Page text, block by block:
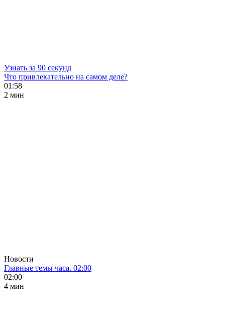
Узнать за 90 секунд
Что привлекательно на самом деле?
01:58
2 мин
Новости
Главные темы часа. 02:00
02:00
4 мин